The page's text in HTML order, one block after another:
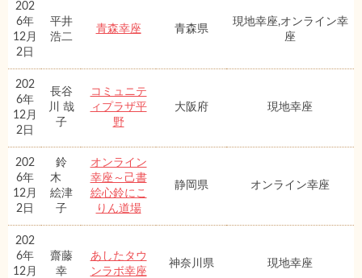
202
6年
12月
2日
平井
浩二
青森幸座 青森県
現地幸座,オンライン幸
座
202
6年
12月
2日
長谷
川 哉
子
コミュニテ
ィプラザ平
野
大阪府 現地幸座
202
6年
12月
2日
鈴
木
絵津
子
オンライン
幸座～己書
絵心鈴にこ
りん道場
静岡県 オンライン幸座
202
6年
12月
齋藤
幸
あしたタウ
ンラボ幸座
神奈川県 現地幸座